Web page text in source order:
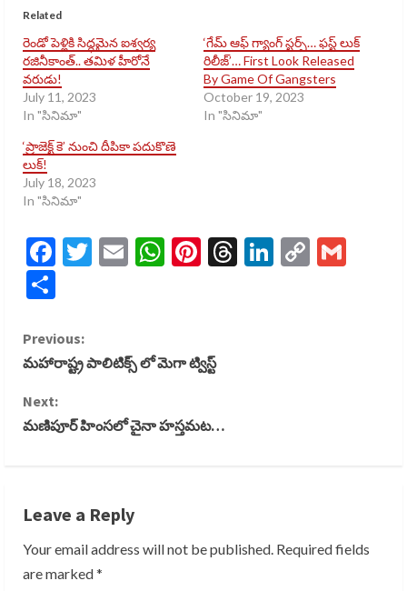
Related
రెండో పెళ్లికి సిద్ధమైన ఐశ్వర్య
రజినీకాంత్.. తమిళ హీరోనే
వరుడు!
July 11, 2023
In "సినిమా"
‘గేమ్ ఆఫ్ గ్యాంగ్ స్టర్స్… ఫస్ట్ లుక్
రిలీజ్’… First Look Released
By Game Of Gangsters
October 19, 2023
In "సినిమా"
‘ప్రాజెక్ట్ కె’ నుంచి దీపికా పదుకొణె
లుక్!
July 18, 2023
In "సినిమా"
Facebook
Twitter
EmailWhatsApp
Pinterest
Threads
LinkedIn
Copy
C
n
n
u
Previous:
మహారాష్ట్ర పాలిటిక్స్ లో మెగా ట్విస్ట్
Next:
మణిపూర్ హింసలో చైనా హస్తమట…
Leave a Reply
Your email address will not be published. Required fields
are marked*